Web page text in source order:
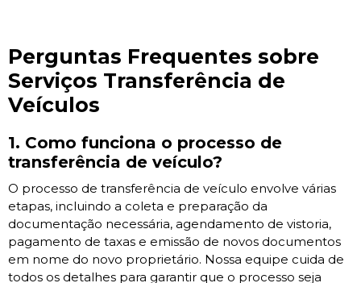
Perguntas Frequentes sobre
Serviços Transferência de
Veículos
1. Como funciona o processo de
transferência de veículo?
O processo de transferência de veículo envolve várias
etapas, incluindo a coleta e preparação da
documentação necessária, agendamento de vistoria,
pagamento de taxas e emissão de novos documentos
em nome do novo proprietário. Nossa equipe cuida de
todos os detalhes para garantir que o processo seja